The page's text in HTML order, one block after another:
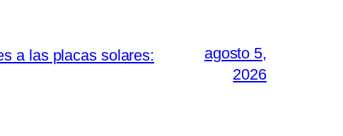
a las placas solares:
agosto 5,
2026